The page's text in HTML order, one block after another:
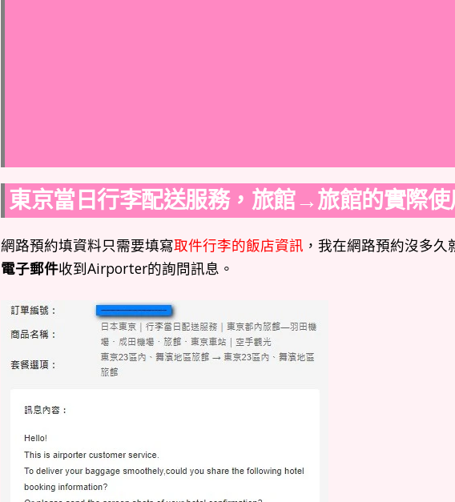
東京當日行李配送服務，旅館→旅館的實際使
網路預約填資料只需要填寫取件行李的飯店資訊 ，我在網路預約沒多久
電子郵件收到Airporter的詢問訊息。